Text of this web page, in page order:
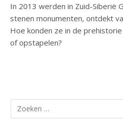
In 2013 werden in Zuid-Siberië
stenen monumenten, ontdekt
Hoe konden ze in de
of opstapelen?